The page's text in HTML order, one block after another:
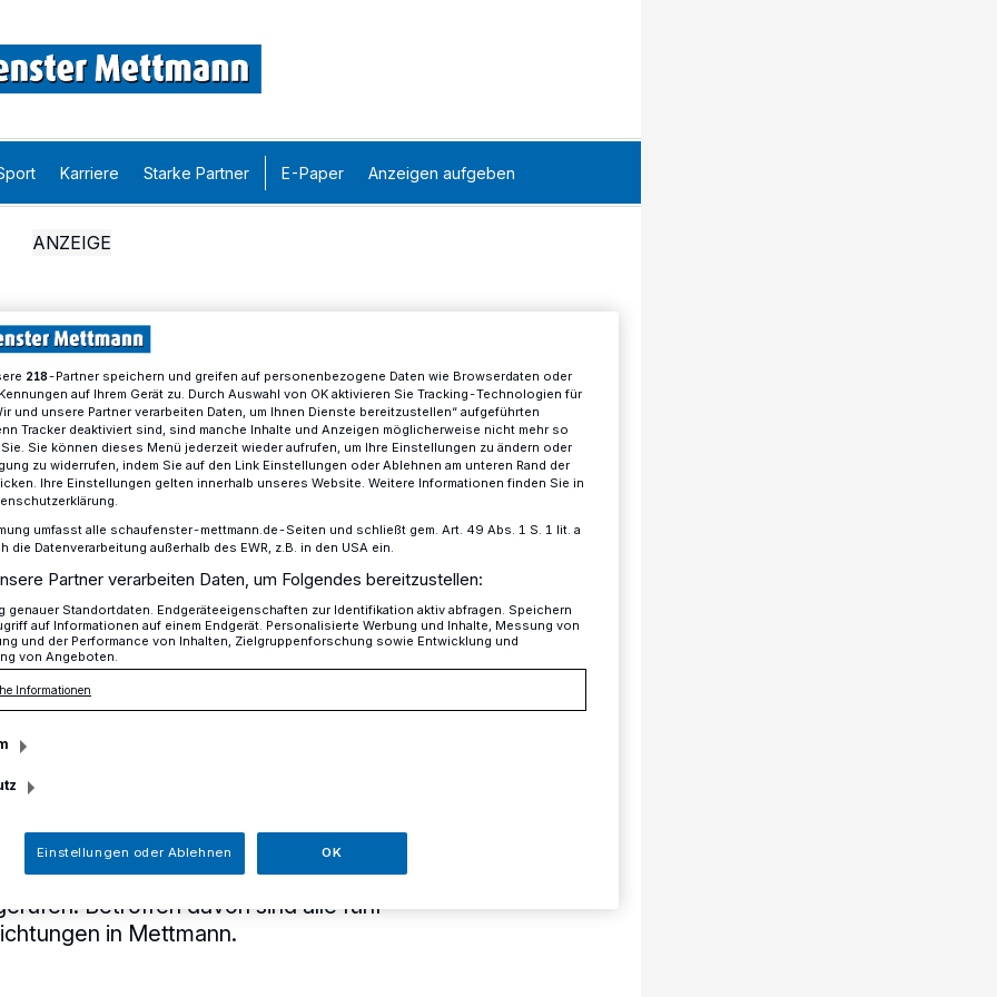
Karriere Starke Partner E-Paper Anzeigen aufgeben
am Mittwoch geschlossen!
ver.di hat die Mitarbeiterinnen des
für Mittwoch, 15. April, zu einem
Betroffen davon sind alle fünf
in Mettmann.
218-Partner speichern und greifen auf personenbezogene Daten wie Browserdaten oder
auf Ihrem Gerät zu. Durch Auswahl von OK aktivieren Sie Tracking-Technologien für
und unsere Partner verarbeiten Daten, um Ihnen Dienste bereitzustellen“ aufgeführten
Tracker deaktiviert sind, sind manche Inhalte und Anzeigen möglicherweise nicht mehr so
Sie können dieses Menü jederzeit wieder aufrufen, um Ihre Einstellungen zu ändern oder
zu widerrufen, indem Sie auf den Link Einstellungen oder Ablehnen am unteren Rand der
Ihre Einstellungen gelten innerhalb unseres Website. Weitere Informationen finden Sie in
umfasst alle schaufenster-mettmann.de-Seiten und schließt gem. Art. 49 Abs. 1 S. 1 lit. a
die Datenverarbeitung außerhalb des EWR, z.B. in den USA ein.
Partner verarbeiten Daten, um Folgendes bereitzustellen:
genauer Standortdaten. Endgeräteeigenschaften zur Identifikation aktiv abfragen. Speichern
auf Informationen auf einem Endgerät. Personalisierte Werbung und Inhalte, Messung von
und der Performance von Inhalten, Zielgruppenforschung sowie Entwicklung und
von Angeboten.
Informationen
Einstellungen oder Ablehnen OK